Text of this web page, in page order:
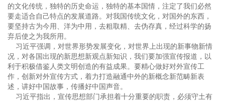
的文化传统，独特的历史命运，独特的基本国情，注定了我们必然
要走适合自己特点的发展道路。对我国传统文化，对国外的东西，
要坚持古为今用、洋为中用，去粗取精、去伪存真，经过科学的扬
弃后使之为我所用。
习近平强调，对世界形势发展变化，对世界上出现的新事物新情
况，对各国出现的新思想新观点新知识，我们要加强宣传报道，以
利于积极借鉴人类文明创造的有益成果。要精心做好对外宣传工
作，创新对外宣传方式，着力打造融通中外的新概念新范畴新表
述，讲好中国故事，传播好中国声音。
习近平指出，宣传思想部门承担着十分重要的职责，必须守土有